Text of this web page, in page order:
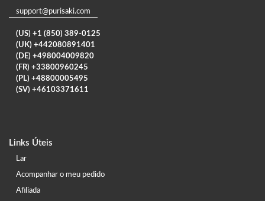
support@purisaki.com
(US) +1 (850) 389-0125
(UK) +442080891401
(DE) +498004009820
(FR) +33800960245
(PL) +48800005495
(SV) +46103371611
Links Úteis
Lar
Acompanhar o meu pedido
Afiliada